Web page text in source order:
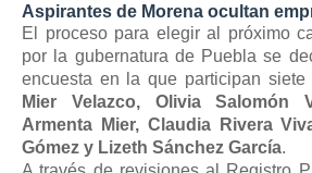
Aspirantes de Morena ocultan
El proceso para elegir al próximo
por la gubernatura de Puebla se
encuesta en la que participan siete
Mier Velazco, Olivia Salomón
Armenta Mier, Claudia Rivera
Gómez y Lizeth Sánchez García.